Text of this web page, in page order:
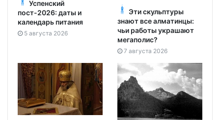
Успенский
пост-2026: даты и
календарь питания
5 августа 2026
Эти скульптуры
знают все алматинцы:
чьи работы украшают
мегаполис?
7 августа 2026